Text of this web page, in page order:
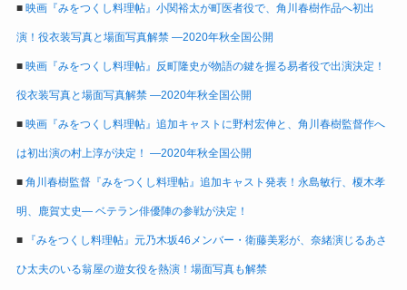
■ 映画『みをつくし料理帖』小関裕太が町医者役で、角川春樹作品へ初出
演！役衣装写真と場面写真解禁 ―2020年秋全国公開
■ 映画『みをつくし料理帖』反町隆史が物語の鍵を握る易者役で出演決定！
役衣装写真と場面写真解禁 ―2020年秋全国公開
■ 映画『みをつくし料理帖』追加キャストに野村宏伸と、角川春樹監督作へ
は初出演の村上淳が決定！ ―2020年秋全国公開
■ 角川春樹監督『みをつくし料理帖』追加キャスト発表！永島敏行、榎木孝
明、鹿賀丈史― ベテラン俳優陣の参戦が決定！
■ 『みをつくし料理帖』元乃木坂46メンバー・衛藤美彩が、奈緒演じるあさ
ひ太夫のいる翁屋の遊女役を熱演！場面写真も解禁